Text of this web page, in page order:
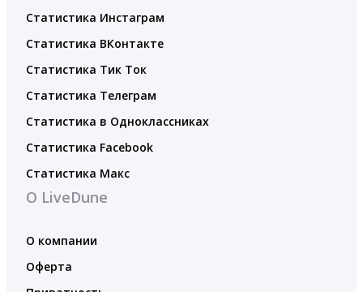
Статистика Инстаграм
Статистика ВКонтакте
Статистика Тик Ток
Статистика Телеграм
Статистика в Одноклассниках
Статистика Facebook
Статистика Макс
О LiveDune
О компании
Оферта